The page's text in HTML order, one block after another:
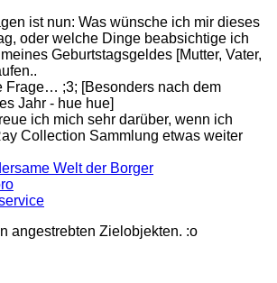
ist nun: Was wünsche ich mir dieses
oder welche Dinge beabsichtige ich
Geburtstagsgeldes [Mutter, Vater,
Frage… ;3; [Besonders nach dem
Jahr - hue hue]
ich mich sehr darüber, wenn ich
Collection Sammlung etwas weiter
Welt der Borger
angestrebten Zielobjekten. :o